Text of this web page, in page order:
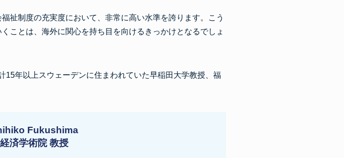
祉制度の充実度において、非常に高い水準を誇ります。こう
ことは、海外に関心を持ち目を向けるきっかけとなるでしょ
年以上スウェーデンに住まわれていた早稲田大学教授、福
Fukushima
済学術院 教授